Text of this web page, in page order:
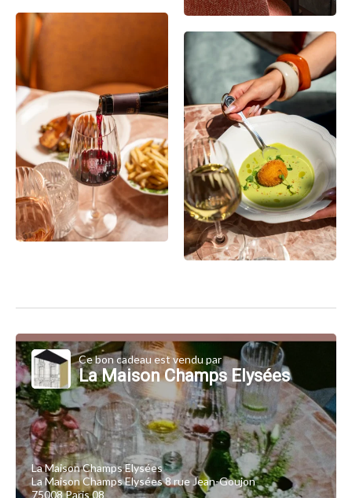
Ce bon cadeau est vendu par
La Maison Champs Elysées
La Maison Champs Elysées
La Maison Champs Elysées 8 rue Jean-Goujon
75008 Paris 08